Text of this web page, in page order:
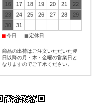
16
17 18 19 20 21
22
23
24 25 26 27 28
29
30
31
■今日 ■定休日
商品の出荷はご注文いただいた翌
日以降の月・木・金曜の営業日と
なりますのでご了承ください。